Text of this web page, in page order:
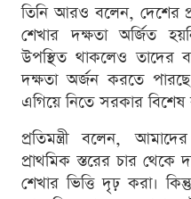
তিনি আরও বলেন, দেশের
শেখার দক্ষতা অর্জিত
উপস্থিত থাকলেও তাদের
দক্ষতা অর্জন করতে পারছে
এগিয়ে নিতে সরকার বিশেষ
প্রতিমন্ত্রী বলেন,
প্রাথমিক স্তরের চার
শেখার ভিত্তি দৃঢ় করা।